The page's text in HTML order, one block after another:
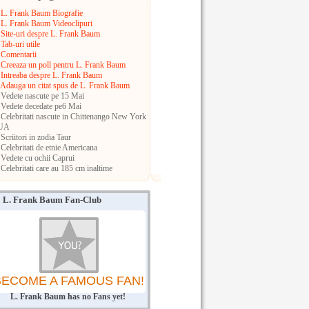
Frank Baum Biografie
Frank Baum Videoclipuri
uri despre L. Frank Baum
uri utile
un poll pentru L. Frank Baum
despre L. Frank Baum
un citat spus de L. Frank Baum
nascute pe 15 Mai
decedate pe6 Mai
Celebritati nascute in Chittenango New York
in zodia Taur
de etnie Americana
cu ochii Caprui
care au 185 cm inaltime
L. Frank Baum Fan-Club
A FAMOUS FAN!
L. Frank Baum has no Fans yet!